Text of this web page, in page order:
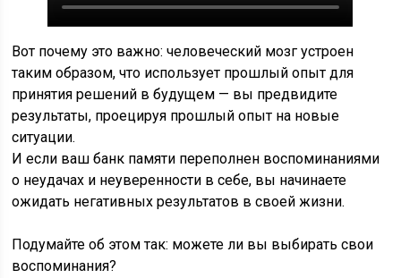
Вот почему это важно: человеческий мозг устроен
таким образом, что использует прошлый опыт для
принятия решений в будущем — вы предвидите
результаты, проецируя прошлый опыт на новые
ситуации.
И если ваш банк памяти переполнен воспоминаниями
о неудачах и неуверенности в себе, вы начинаете
ожидать негативных результатов в своей жизни.
Подумайте об этом так: можете ли вы выбирать свои
воспоминания?